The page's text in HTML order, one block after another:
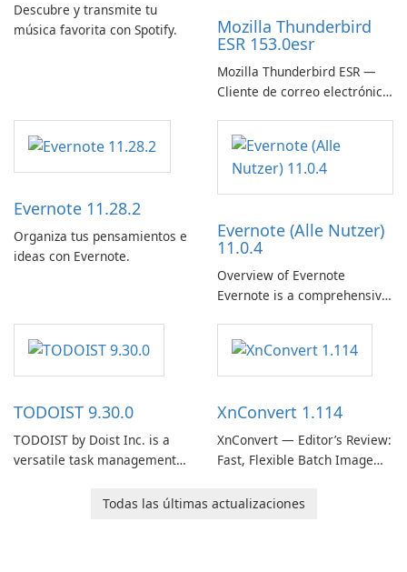
Descubre y transmite tu
música favorita con Spotify.
Mozilla Thunderbird
ESR 153.0esr
Mozilla Thunderbird ESR —
Cliente de correo electrónico
empresas
Evernote 11.28.2
Organiza tus pensamientos e
ideas con Evernote.
Evernote (Alle Nutzer)
11.0.4
Overview of Evernote
Evernote is a comprehensive
software designed to help
users capture, organize, and
access information across
TODOIST 9.30.0
TODOIST by Doist Inc. is a
versatile task management
individuals and teams
XnConvert 1.114
XnConvert — Editor’s Review:
Fast, Flexible Batch Image
macOS and Linux XnConvert
Todas las últimas actualizaciones